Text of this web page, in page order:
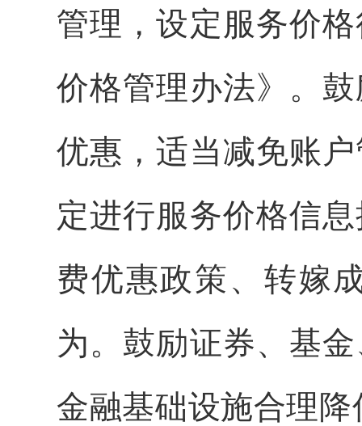
管理，设定服务价
价格管理办法》。
优惠，适当减免账
定进行服务价格信
费优惠政策、转嫁
为。鼓励证券、基
金融基础设施合理